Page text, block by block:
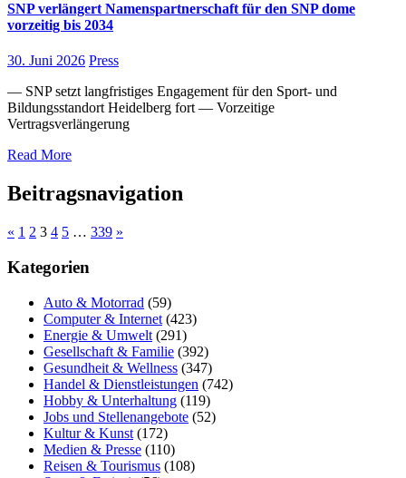
SNP verlängert Namenspartnerschaft für den SNP dome
vorzeitig bis 2034
30. Juni 2026 Press
— SNP setzt langfristiges Engagement für den Sport- und
Bildungsstandort Heidelberg fort — Vorzeitige
Vertragsverlängerung
Read More
Beitragsnavigation
« 1 2 3 4 5 … 339 »
Kategorien
Auto & Motorrad (59)
Computer & Internet (423)
Energie & Umwelt (291)
Gesellschaft & Familie (392)
Gesundheit & Wellness (347)
Handel & Dienstleistungen (742)
Hobby & Unterhaltung (119)
Jobs und Stellenangebote (52)
Kultur & Kunst (172)
Medien & Presse (110)
Reisen & Tourismus (108)